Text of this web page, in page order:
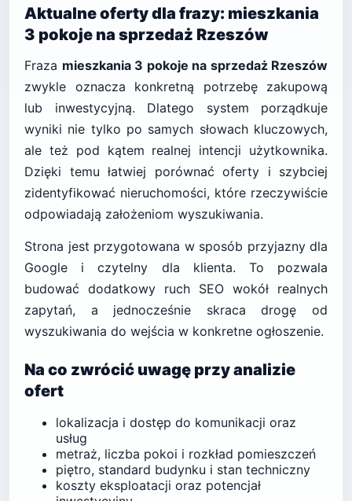
Aktualne oferty dla frazy: mieszkania
3 pokoje na sprzedaż Rzeszów
Fraza mieszkania 3 pokoje na sprzedaż Rzeszów
zwykle oznacza konkretną potrzebę zakupową
lub inwestycyjną. Dlatego system porządkuje
wyniki nie tylko po samych słowach kluczowych,
ale też pod kątem realnej intencji użytkownika.
Dzięki temu łatwiej porównać oferty i szybciej
zidentyfikować nieruchomości, które rzeczywiście
odpowiadają założeniom wyszukiwania.
Strona jest przygotowana w sposób przyjazny dla
Google i czytelny dla klienta. To pozwala
budować dodatkowy ruch SEO wokół realnych
zapytań, a jednocześnie skraca drogę od
wyszukiwania do wejścia w konkretne ogłoszenie.
Na co zwrócić uwagę przy analizie
ofert
lokalizacja i dostęp do komunikacji oraz
usług
metraż, liczba pokoi i rozkład pomieszczeń
piętro, standard budynku i stan techniczny
koszty eksploatacji oraz potencjał